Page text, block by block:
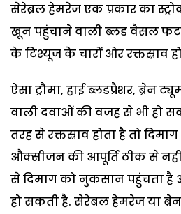
सेरेब्रल हेमरेज एक प्रकार का
खून पहुंचाने वाली ब्लड वैसल फट
के टिश्यूज के चारों ओर रक्तस्राव
ऐसा ट्रौमा, हाई ब्लडप्रैशर, ब्रेन
वाली दवाओं की वजह से भी हो
तरह से रक्तस्राव होता है तो
औक्सीजन की आपूर्ति ठीक से नहीं
से दिमाग को नुकसान पहुंचता
हो सकती है. सेरेब्रल हेमरेज या